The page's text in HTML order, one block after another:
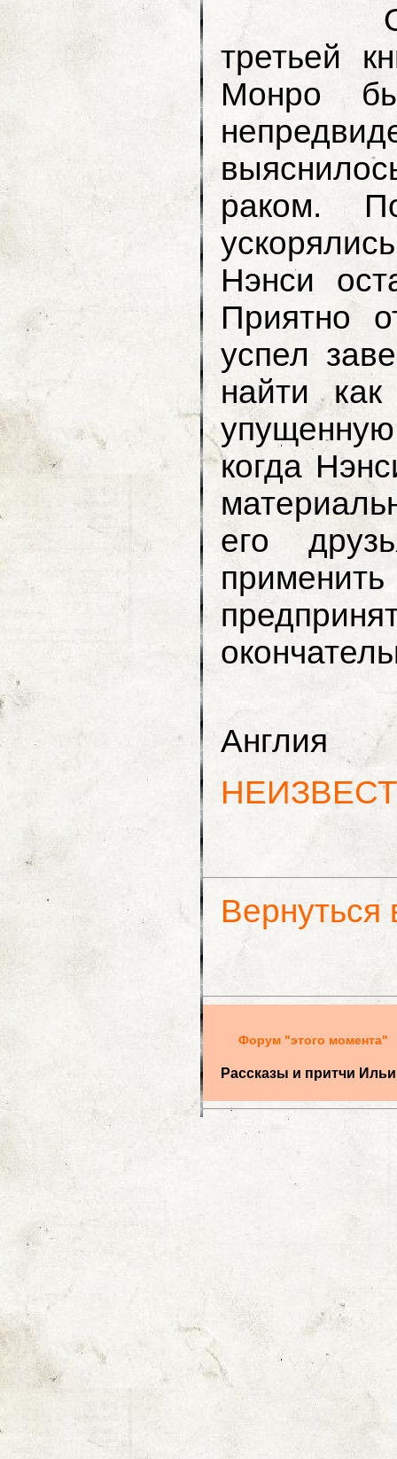
третьей
Монро
раком.
Нэнси
Приятно
успел
найти
когда
его
Англия
Вернуться
Форум "этого момента"
Рассказы и притчи